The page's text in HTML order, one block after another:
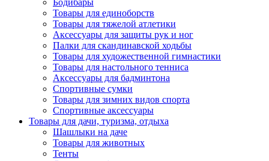
Бодибары
Товары для единоборств
Товары для тяжелой атлетики
Аксессуары для защиты рук и ног
Палки для скандинавской ходьбы
Товары для художественной гимнастики
Товары для настольного тенниса
Аксессуары для бадминтона
Спортивные сумки
Товары для зимних видов спорта
Спортивные аксессуары
Товары для дачи, туризма, отдыха
Шашлыки на даче
Товары для животных
Тенты